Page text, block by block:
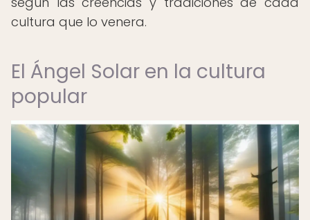
cultura que lo venera.
El Ángel Solar en la cultura
popular